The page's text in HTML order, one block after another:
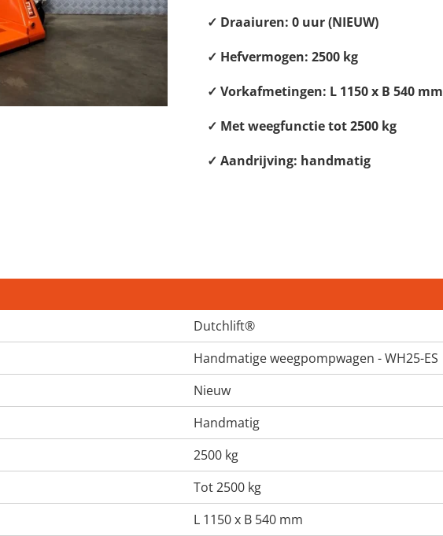
✓ Draaiuren: 0 uur (NIEUW)
✓ Hefvermogen: 2500 kg
✓ Vorkafmetingen: L 1150 x B 540 mm
✓ Met weegfunctie tot 2500 kg
✓ Aandrijving: handmatig
Dutchlift®
Handmatige weegpompwagen - WH25-ES
Nieuw
Handmatig
2500 kg
Tot 2500 kg
L 1150 x B 540 mm